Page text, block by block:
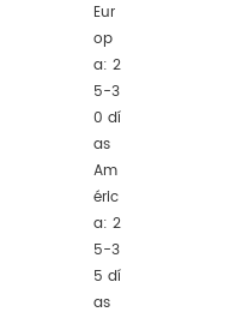
Eur
op
a: 2
5-3
0 dí
as
Am
éric
a: 2
5-3
5 dí
as